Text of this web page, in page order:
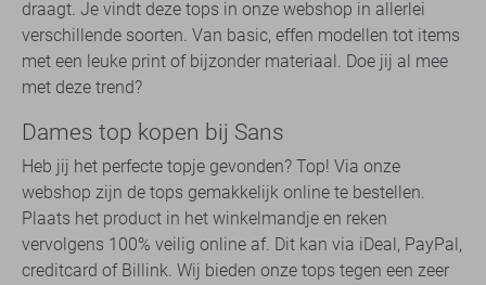
draagt. Je vindt deze tops in onze webshop in allerlei
verschillende soorten. Van basic, effen modellen tot items
met een leuke print of bijzonder materiaal. Doe jij al mee
met deze trend?
Dames top kopen bij Sans
Heb jij het perfecte topje gevonden? Top! Via onze
webshop zijn de tops gemakkelijk online te bestellen.
Plaats het product in het winkelmandje en reken
vervolgens 100% veilig online af. Dit kan via iDeal, PayPal,
creditcard of Billink. Wij bieden onze tops tegen een zeer